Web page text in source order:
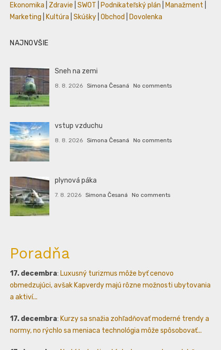
Ekonomika
Zdravie SWOT Podnikateľský plán Manažment
Marketing
Kultúra Skúšky Obchod Dovolenka
NAJNOVŠIE
Sneh na zemi
8. 8. 2026 Simona Česaná No comments
vstup vzduchu
8. 8. 2026 Simona Česaná No comments
plynová páka
7. 8. 2026 Simona Česaná No comments
Poradňa
17. decembra: Luxusný turizmus môže byť cenovo
obmedzujúci, avšak Kapverdy majú rôzne možnosti ubytovania
a aktiví...
17. decembra: Kurzy sa snažia zohľadňovať moderné trendy a
normy, no rýchlo sa meniaca technológia môže spôsobovať...